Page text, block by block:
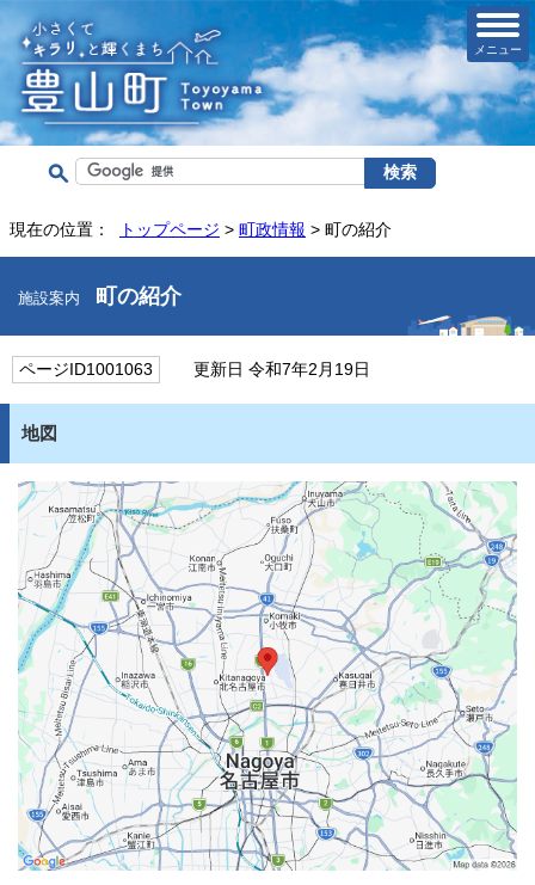
メニュー
現在の位置： トップページ > 町政情報 > 町の紹介
施設案内 町の紹介
ページID1001063 更新日 令和7年2月19日
地図